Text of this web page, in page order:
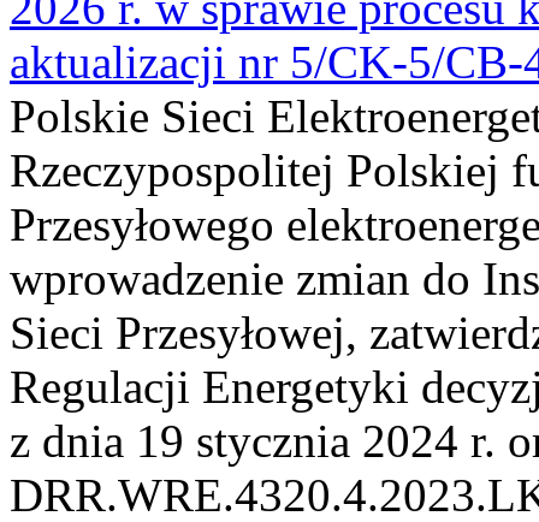
aktualizacji nr 5/CK-5/CB-
Polskie Sieci
Rzeczypospolitej Polskiej
Przesyłowego
wprowadzenie zmian do
Sieci Przesyłowej,
Regulacji Energetyki
z dnia 19 stycznia 2024 r.